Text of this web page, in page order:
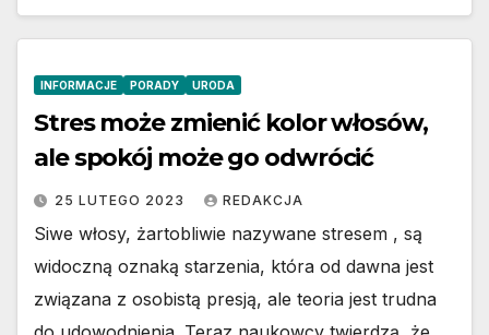
INFORMACJE PORADY URODA
Stres może zmienić kolor włosów,
ale spokój może go odwrócić
25 LUTEGO 2023 REDAKCJA
Siwe włosy, żartobliwie nazywane stresem , są
widoczną oznaką starzenia, która od dawna jest
związana z osobistą presją, ale teoria jest trudna